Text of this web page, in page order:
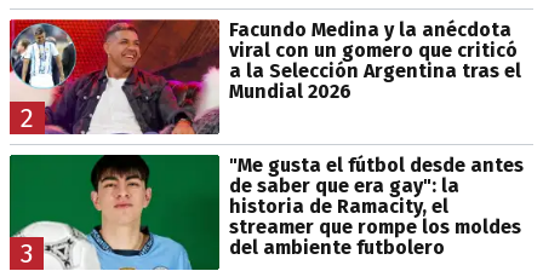
2
Facundo Medina y la anécdota
viral con un gomero que criticó
a la Selección Argentina tras el
Mundial 2026
3
"Me gusta el fútbol desde antes
de saber que era gay": la
historia de Ramacity, el
streamer que rompe los moldes
del ambiente futbolero